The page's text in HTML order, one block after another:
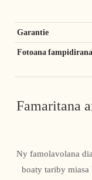
Garantie
Fotoana fampidirana
Famaritana
Ny famolavolana
boaty tariby miasa